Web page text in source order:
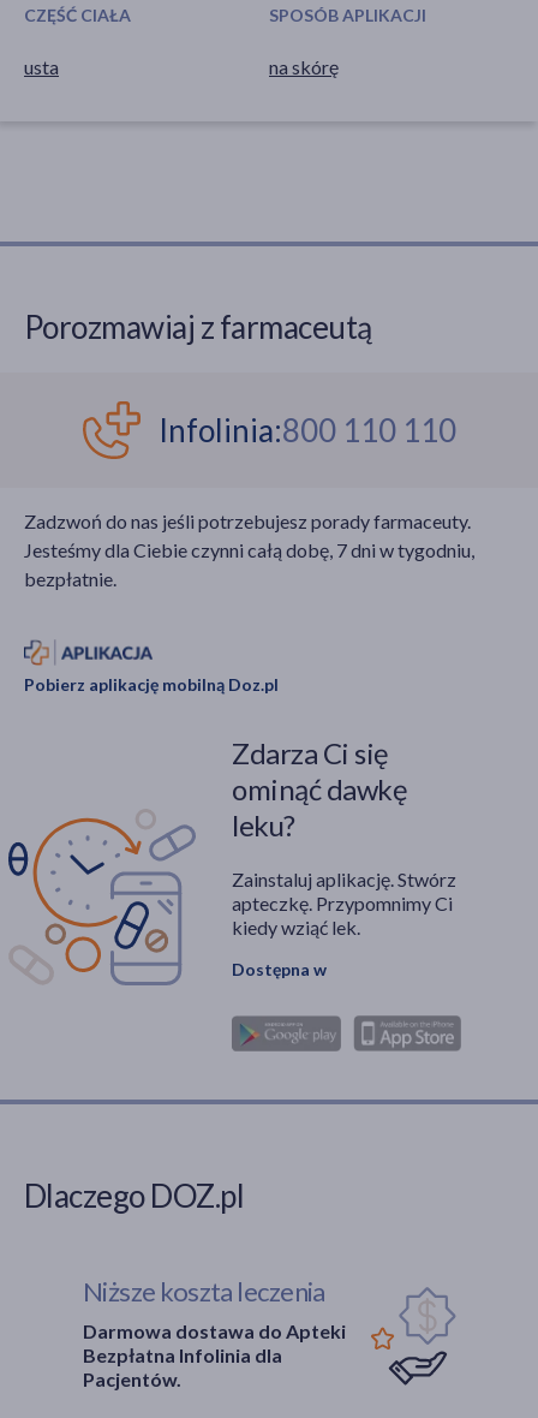
CZĘŚĆ CIAŁA
usta
SPOSÓB APLIKACJI
na skórę
Porozmawiaj z farmaceutą
Infolinia:800 110 110
Zadzwoń do nas jeśli potrzebujesz porady farmaceuty.
Jesteśmy dla Ciebie czynni całą dobę, 7 dni w tygodniu,
bezpłatnie.
Pobierz aplikację mobilną Doz.pl
Zdarza Ci się
ominąć dawkę
leku?
Zainstaluj aplikację. Stwórz
apteczkę. Przypomnimy Ci
kiedy wziąć lek.
Dostępna w
Dlaczego DOZ.pl
Niższe koszta leczenia
Darmowa dostawa do Apteki
Bezpłatna Infolinia dla
Pacjentów.